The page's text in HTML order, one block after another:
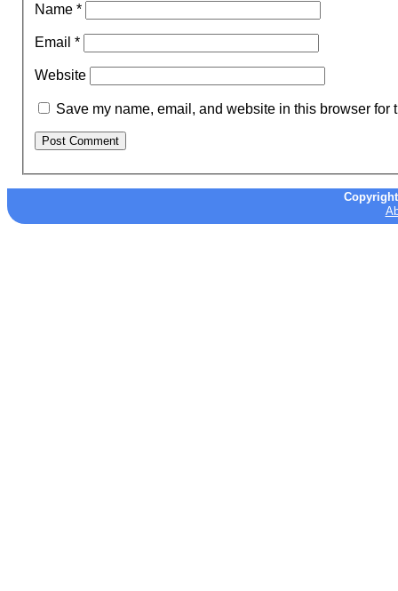
Name *
Email *
Website
Save my name, email, and website in this browser for
Copyright